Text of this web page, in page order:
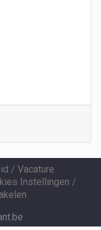
/ Vacature
Instellingen /